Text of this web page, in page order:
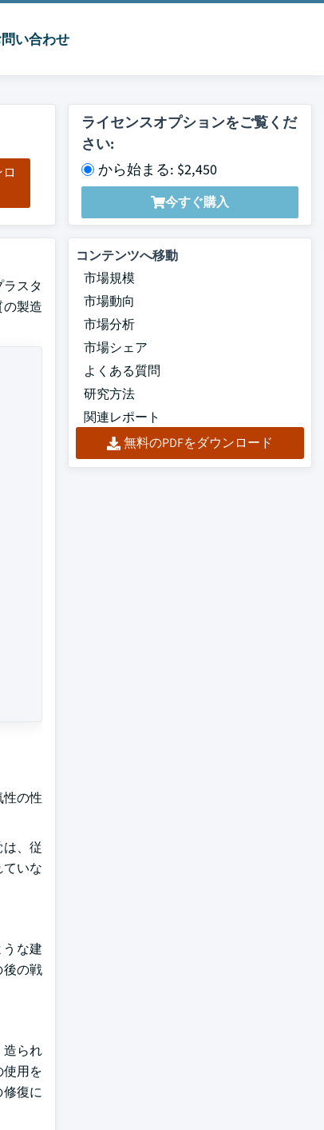
い合わせ
ライセンスオプションをご覧くだ
さい:
から始まる: $2,450
今すぐ購入
スタ
製造
の性
、従
いな
な建
後の戦
造られ
用を
復に
コンテンツへ移動
市場規模
市場動向
市場分析
市場シェア
よくある質問
研究方法
関連レポート
無料のPDFをダウンロード